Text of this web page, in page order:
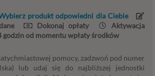
produkt odpowiedni dla Ciebie
Dokonaj opłaty
Aktywacja
godzin od momentu wpłaty środków
pomocy, zadzwoń pod numer
lub udaj się do najbliższej jednostki
osoba), dokonanie pomiarów
ulepszania naszych usług i
ich do potrzeb i wygody
również prowadzenie marketingu i
usług administratora